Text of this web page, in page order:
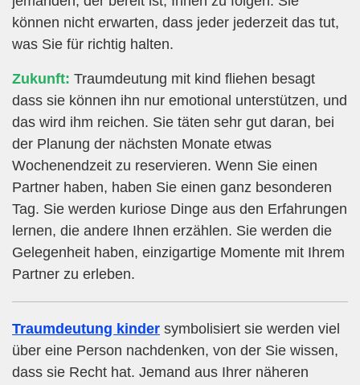
können nicht erwarten, dass jeder jederzeit das tut,
was Sie für richtig halten.
Zukunft: Traumdeutung mit kind fliehen besagt
dass sie können ihn nur emotional unterstützen, und
das wird ihm reichen. Sie täten sehr gut daran, bei
der Planung der nächsten Monate etwas
Wochenendzeit zu reservieren. Wenn Sie einen
Partner haben, haben Sie einen ganz besonderen
Tag. Sie werden kuriose Dinge aus den Erfahrungen
lernen, die andere Ihnen erzählen. Sie werden die
Gelegenheit haben, einzigartige Momente mit Ihrem
Partner zu erleben.
Traumdeutung kinder symbolisiert sie werden viel
über eine Person nachdenken, von der Sie wissen,
dass sie Recht hat. Jemand aus Ihrer näheren